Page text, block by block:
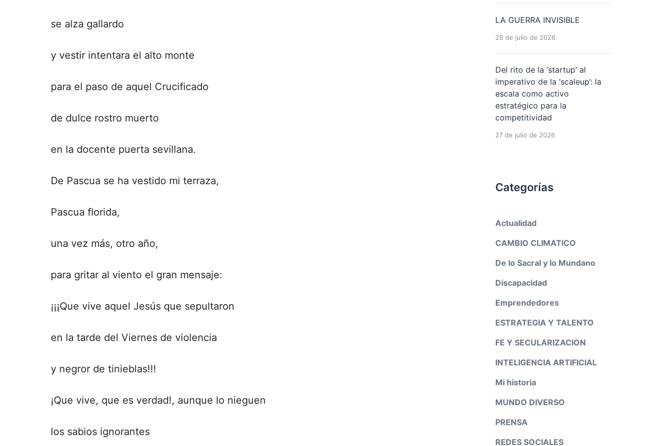
se alza gallardo
y vestir intentara el alto monte
para el paso de aquel Crucificado
de dulce rostro muerto
en la docente puerta sevillana.
De Pascua se ha vestido mi terraza,
Pascua florida,
una vez más, otro año,
para gritar al viento el gran mensaje:
¡¡¡Que vive aquel Jesús que sepultaron
en la tarde del Viernes de violencia
y negror de tinieblas!!!
¡Que vive, que es verdad!, aunque lo nieguen
los sabios ignorantes
LA GUERRA INVISIBLE
28 de julio de 2026
Del rito de la ‘startup’ al
imperativo de la ‘scaleup’: la
escala como activo
estratégico para la
competitividad
27 de julio de 2026
Categorías
Actualidad
CAMBIO CLIMATICO
De lo Sacral y lo Mundano
Discapacidad
Emprendedores
ESTRATEGIA Y TALENTO
FE Y SECULARIZACION
INTELIGENCIA ARTIFICIAL
Mi historia
MUNDO DIVERSO
PRENSA
REDES SOCIALES